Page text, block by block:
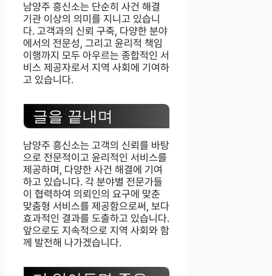
남양주 흥신소는 단순히 사건 해결
기관 이상의 의미를 지니고 있습니
다. 고객과의 신뢰 구축, 다양한 분야
에서의 전문성, 그리고 윤리적 책임
이행까지 모두 아우르는 종합적인 서
비스 제공자로서 지역 사회에 기여하
고 있습니다.
글을 끝내며
남양주 흥신소는 고객의 신뢰를 바탕
으로 전문적이고 윤리적인 서비스를
제공하며, 다양한 사건 해결에 기여
하고 있습니다. 각 분야별 전문가들
이 협력하여 의뢰인의 요구에 맞춘
맞춤형 서비스를 제공함으로써, 보다
효과적인 결과를 도출하고 있습니다.
앞으로도 지속적으로 지역 사회와 함
께 발전해 나가겠습니다.